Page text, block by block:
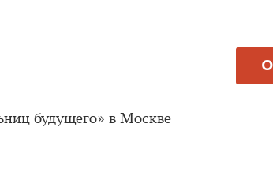
будущего» в Москве